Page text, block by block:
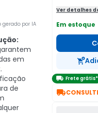
gerado por IA
em
de
Ver detalhes
Em estoque
 Frete grátis*
